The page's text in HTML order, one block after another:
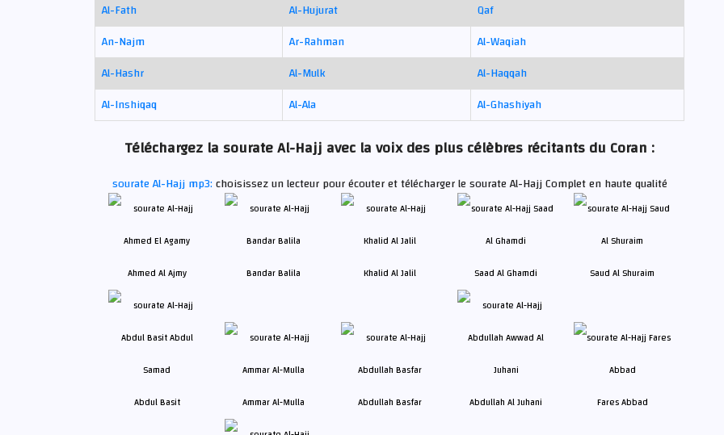
Al-Fath
Al-Hujurat
Qaf
An-Najm
Ar-Rahman
Al-Waqiah
Al-Hashr
Al-Mulk
Al-Haqqah
Al-Inshiqaq
Al-Ala Al-Ghashiyah
Téléchargez la sourate Al-Hajj avec la voix des plus célèbres récitants du Coran :
sourate Al-Hajj mp3:choisissez un lecteur pour écouter et télécharger le sourate Al-Hajj Complet en haute qualité
Ahmed Al Ajmy Bandar Balila Khalid Al Jalil Saad Al Ghamdi Saud Al Shuraim
Abdul Basit Ammar Al-Mulla Abdullah Basfar Abdullah Al Juhani Fares Abbad